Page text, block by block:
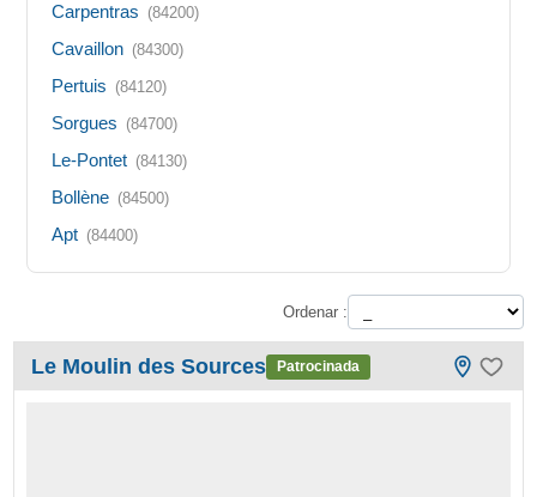
Carpentras (84200)
Cavaillon (84300)
Pertuis (84120)
Sorgues (84700)
Le-Pontet (84130)
Bollène (84500)
Apt (84400)
Ordenar :
Le Moulin des Sources Patrocinada